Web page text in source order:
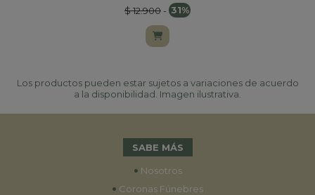
$ 12.900- 31%
Los productos pueden estar sujetos a variaciones de acuerdo
a la disponibilidad. Imagen ilustrativa.
SABE MÁS
• Nosotros
• Coronas Fúnebres